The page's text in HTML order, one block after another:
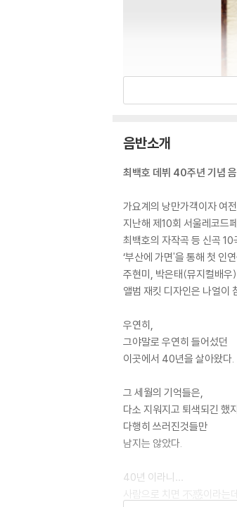
음반소개
최백호 데뷔 40주년 기념
가요계의 낭만가객이자 여
지난해 제10회 서울레코드
최백호의 자작곡 등 신곡 10
‘부산에 가면'을 통해 첫 인
주현미, 박은태(뮤지컬배우
앨범 재킷 디자인은 나얼이
우연히,
그야말로 우연히 들어섰던
이곳에서 40년을 살아왔다.
그 세월의 기억들은,
다소 지워지고 퇴색되긴 했
다행히 쓰러진것들만
남지는 않았다.
40년 이라니…
사람으로 치면 不惑이라는